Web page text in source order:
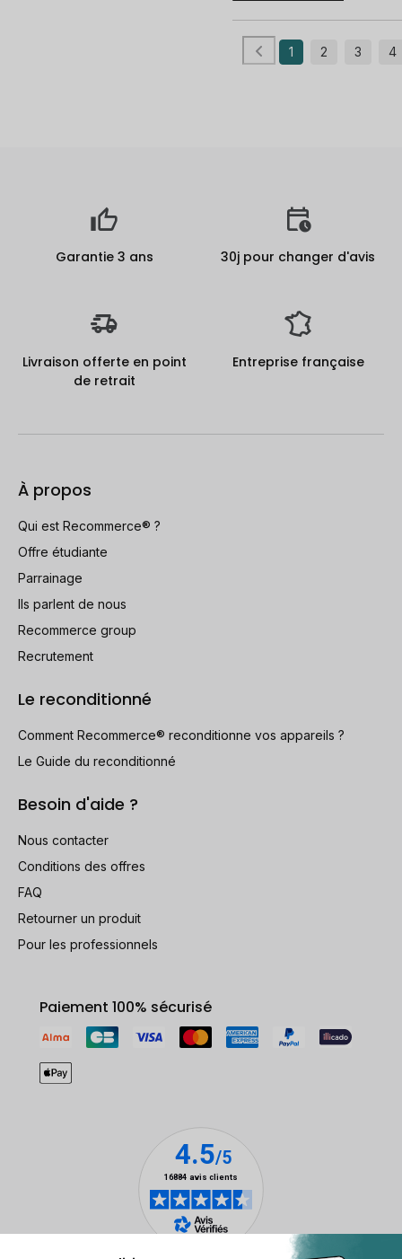
1 2 3 4
Garantie 3 ans 30j pour changer d'avis
Livraison offerte en point
de retrait
Entreprise française
À propos
Qui est Recommerce® ?
Offre étudiante
Parrainage
Ils parlent de nous
Recommerce group
Recrutement
Le reconditionné
Comment Recommerce® reconditionne vos appareils ?
Le Guide du reconditionné
Besoin d'aide ?
Nous contacter
Conditions des offres
FAQ
Retourner un produit
Pour les professionnels
Paiement 100% sécurisé